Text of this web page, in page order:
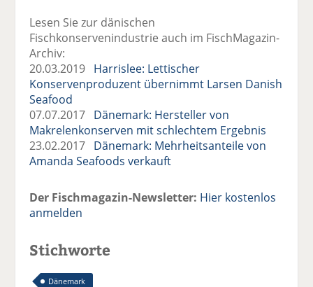
Lesen Sie zur dänischen
Fischkonservenindustrie auch im FischMagazin-
Archiv:
20.03.2019 Harrislee: Lettischer
Konservenproduzent übernimmt Larsen Danish
Seafood
07.07.2017 Dänemark: Hersteller von
Makrelenkonserven mit schlechtem Ergebnis
23.02.2017 Dänemark: Mehrheitsanteile von
Amanda Seafoods verkauft
Der Fischmagazin-Newsletter: Hier kostenlos
anmelden
Stichworte
Dänemark